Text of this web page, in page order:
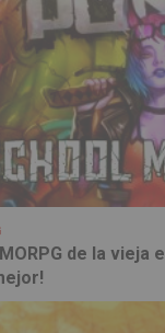
de la vieja